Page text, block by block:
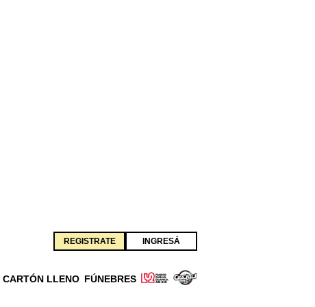
REGISTRATE INGRESÁ
CARTÓN LLENO FÚNEBRES